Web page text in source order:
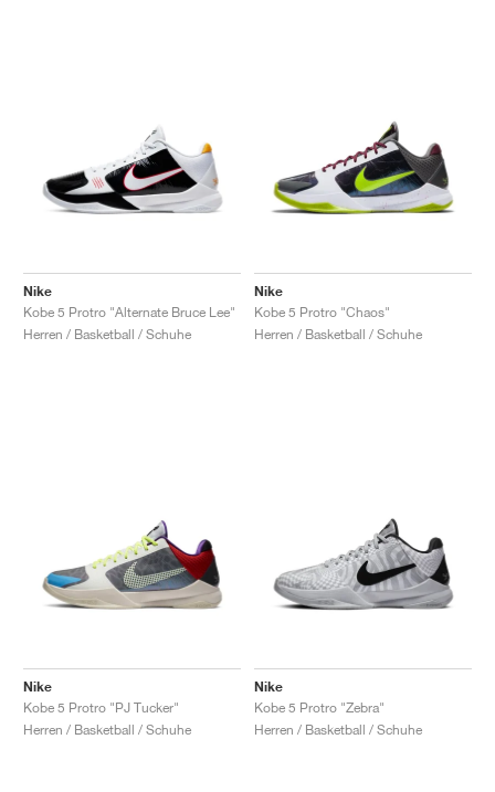
Nike
Kobe 5 Protro "Alternate Bruce Lee"
Herren / Basketball / Schuhe
Nike
Kobe 5 Protro "Chaos"
Herren / Basketball / Schuhe
Nike
Kobe 5 Protro "PJ Tucker"
Herren / Basketball / Schuhe
Nike
Kobe 5 Protro "Zebra"
Herren / Basketball / Schuhe